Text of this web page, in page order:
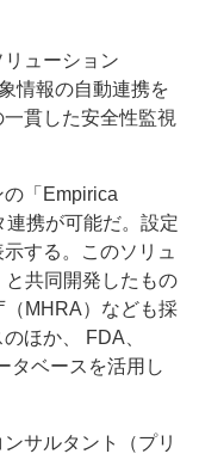
ューション
情報の自動連携を
貫した安全性監視
「Empirica
携が可能だ。設定
する。このソリュ
共同開発したもの
MHRA）なども採
ほか、 FDA、
タベースを活用し
サルタント（プリ